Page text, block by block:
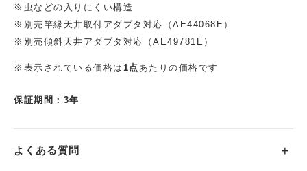
※虫などの入りにくい構造
※別売竿縁天井取付アダプタ対応（AE44068E）
※別売傾斜天井アダプタ対応（AE49781E）
※表示されている価格は 1点あたりの価格です
保証期間：3年
よくある質問